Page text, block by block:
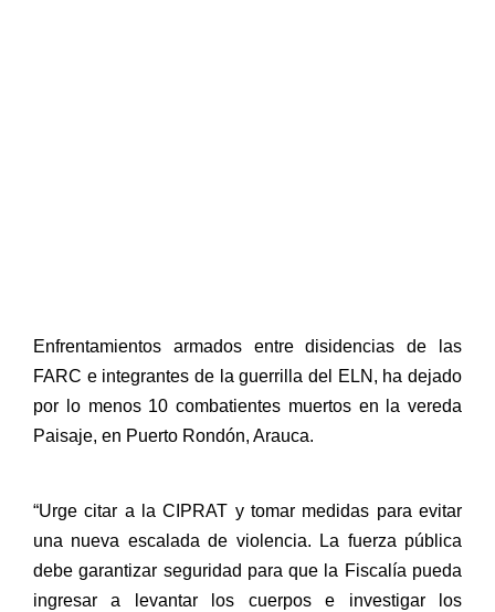
Enfrentamientos armados entre disidencias de las
FARC e integrantes de la guerrilla del ELN, ha dejado
por lo menos 10 combatientes muertos en la vereda
Paisaje, en Puerto Rondón, Arauca.
“Urge citar a la CIPRAT y tomar medidas para evitar
una nueva escalada de violencia. La fuerza pública
debe garantizar seguridad para que la Fiscalía pueda
ingresar a levantar los cuerpos e investigar los